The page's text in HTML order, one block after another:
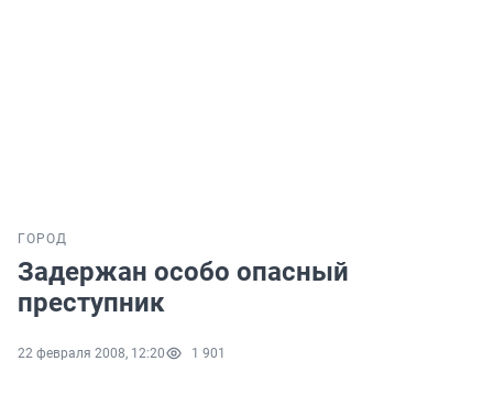
ГОРОД
Задержан особо опасный
преступник
22 февраля 2008, 12:20 1 901